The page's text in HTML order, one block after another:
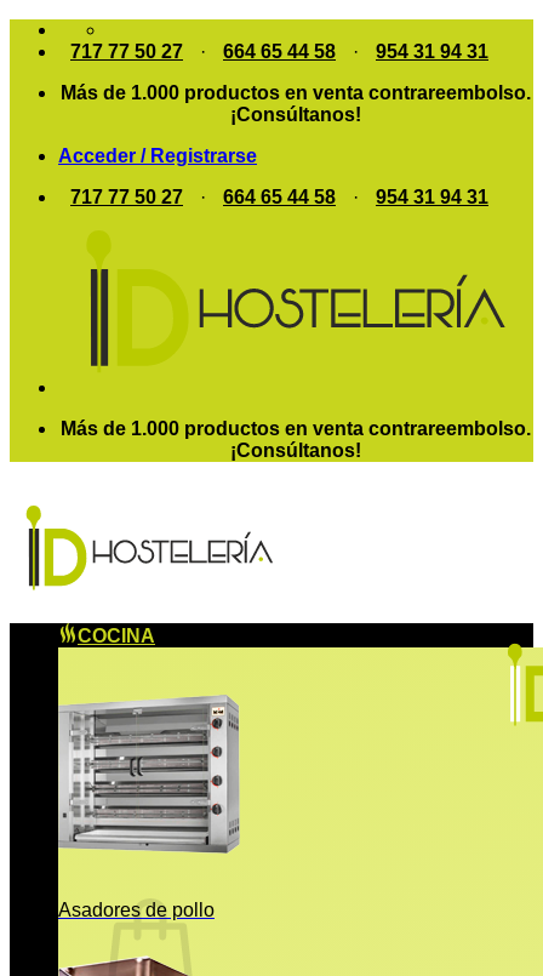
Saltar
717 77 50 27 · 664 65 44 58 ·
954 31 94 31
Más de 1.000 productos en venta contrareembolso.
¡Consúltanos!
Acceder / Registrarse
717 77 50 27
· 664 65 44 58 · 954 31 94 31
Más de 1.000 productos en venta contrareembolso.
¡Consúltanos!
COCINA
Asadores de pollo